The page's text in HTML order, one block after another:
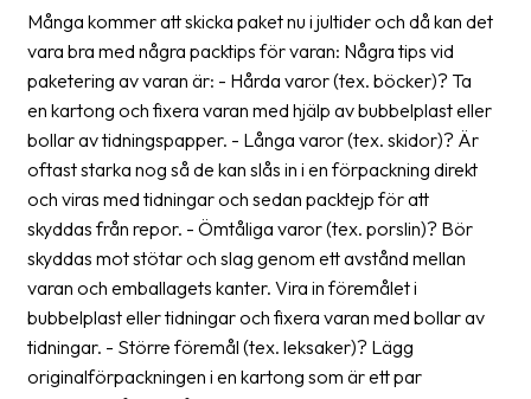
Skrivarinställningar
Tulldeklarationer
Leveransvillkor
Upphämtningar
Manualer
Nedladdningar
Streckkodsläsare
Kundtjänst
Många kommer att skicka paket nu i jultider och då kan det
vara bra med några packtips för varan: Några tips vid
paketering av varan är: - Hårda varor (tex. böcker)? Ta
en kartong och fixera varan med hjälp av bubbelplast eller
bollar av tidningspapper. - Långa varor (tex. skidor)? Är
oftast starka nog så de kan slås in i en förpackning direkt
och viras med tidningar och sedan packtejp för att
skyddas från repor. - Ömtåliga varor (tex. porslin)? Bör
skyddas mot stötar och slag genom ett avstånd mellan
varan och emballagets kanter. Vira in föremålet i
bubbelplast eller tidningar och fixera varan med bollar av
tidningar. - Större föremål (tex. leksaker)? Lägg
originalförpackningen i en kartong som är ett par